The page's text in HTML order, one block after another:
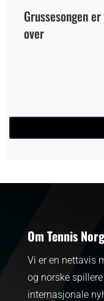
Grussesongen er
over
Om Tennis
Vi er en nettavis
og norske
internasjonale